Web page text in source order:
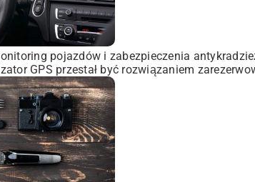
pojazdów i zabezpieczenia
GPS przestał być rozwiązaniem